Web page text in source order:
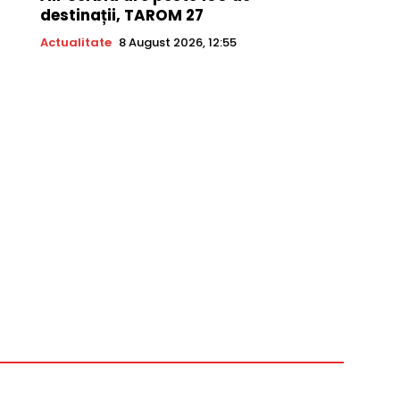
destinații, TAROM 27
Actualitate 8 August 2026, 12:55